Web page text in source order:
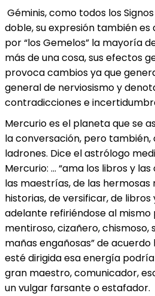
Géminis, como todos los
doble, su expresión también
por “los Gemelos” la mayoría
más de una cosa, sus efectos
provoca cambios ya que
general de nerviosismo y
contradicciones e
Mercurio es el planeta que se
la conversación, pero también,
ladrones. Dice el astrólogo
Mercurio: … “ama los libros y
las maestrías, de las hermosas
historias, de versificar, de libros
adelante refiriéndose al mismo
mentiroso, cizañero, chismoso,
mañas engañosas” de
esté dirigida esa energía
gran maestro, comunicador,
un vulgar farsante o estafador.